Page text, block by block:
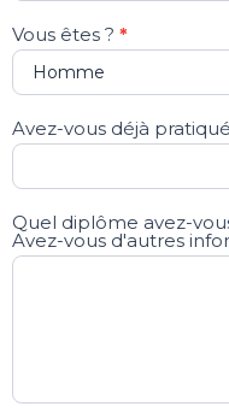
Vous êtes ? *
Avez-vous déjà
Quel diplôme avez-
Avez-vous d'autres